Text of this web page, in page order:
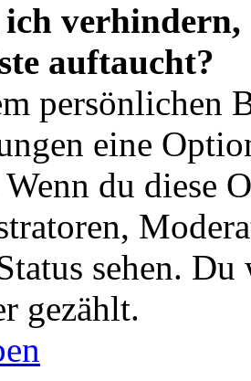
verhindern,
auftaucht?
persönlichen
eine
Wenn du diese
sehen.
gezählt.